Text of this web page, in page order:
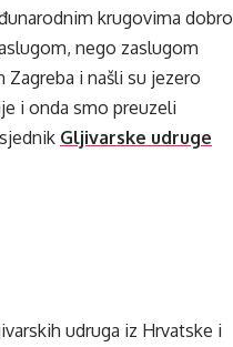
krugovima dobro
nego zaslugom
i našli su jezero
i onda smo preuzeli
Gljivarske udruge
udruga iz Hrvatske i